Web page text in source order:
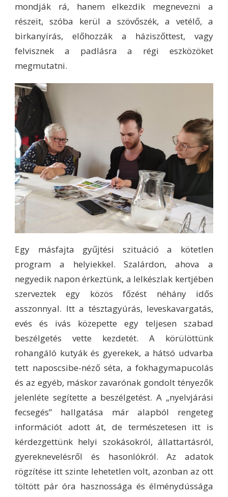
mondják rá, hanem elkezdik megnevezni a
részeit, szóba kerül a szövőszék, a vetélő, a
birkanyírás, előhozzák a háziszőttest, vagy
felvisznek a padlásra a régi eszközöket
megmutatni.
Egy másfajta gyűjtési szituáció a kötetlen
program a helyiekkel. Szalárdon, ahova a
negyedik napon érkeztünk, a lelkészlak kertjében
szerveztek egy közös főzést néhány idős
asszonnyal. Itt a tésztagyúrás, leveskavargatás,
evés és ivás közepette egy teljesen szabad
beszélgetés vette kezdetét. A körülöttünk
rohangáló kutyák és gyerekek, a hátsó udvarba
tett naposcsibe-néző séta, a fokhagymapucolás
és az egyéb, máskor zavarónak gondolt tényezők
jelenléte segítette a beszélgetést. A „nyelvjárási
fecsegés” hallgatása már alapból rengeteg
információt adott át, de természetesen itt is
kérdezgettünk helyi szokásokról, állattartásról,
gyereknevelésről és hasonlókról. Az adatok
rögzítése itt szinte lehetetlen volt, azonban az ott
töltött pár óra hasznossága és élménydússága